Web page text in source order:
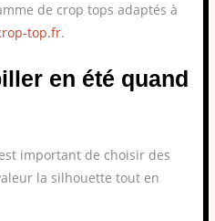
de crop tops adaptés à
top.fr.
en été quand
important de choisir des
la silhouette tout en